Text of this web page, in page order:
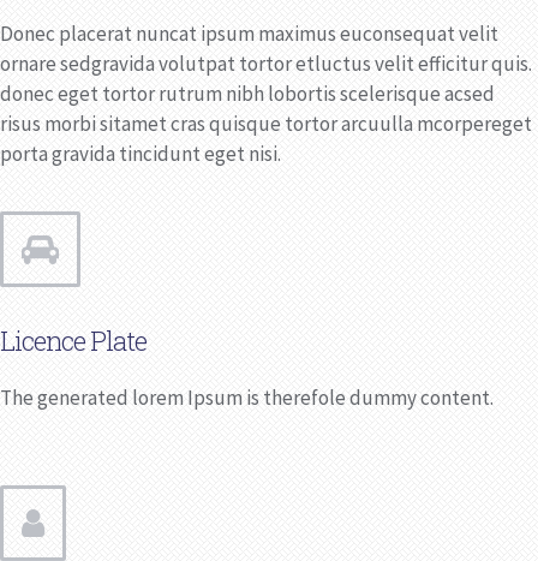
Donec placerat nuncat ipsum maximus euconsequat velit
ornare sedgravida volutpat tortor etluctus velit efficitur quis.
donec eget tortor rutrum nibh lobortis scelerisque acsed
risus morbi sitamet cras quisque tortor arcuulla mcorpereget
porta gravida tincidunt eget nisi.
Licence Plate
The generated lorem Ipsum is therefole dummy content.